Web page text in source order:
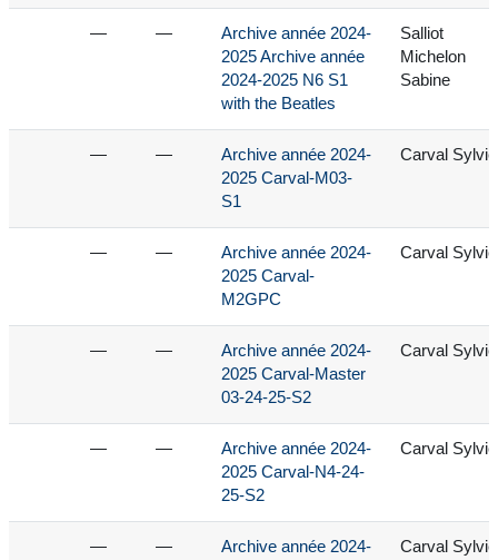
— —
Archive année 2024-
2025 Archive année
2024-2025 N6 S1
with the Beatles
Salliot
Michelon
Sabine
— —
Archive année 2024-
2025 Carval-M03-
S1
Carval Sylvie
— —
Archive année 2024-
2025 Carval-
M2GPC
Carval Sylvie
— —
Archive année 2024-
2025 Carval-Master
03-24-25-S2
Carval Sylvie
— —
Archive année 2024-
2025 Carval-N4-24-
25-S2
Carval Sylvie
— —
Archive année 2024-
Carval Sylvie